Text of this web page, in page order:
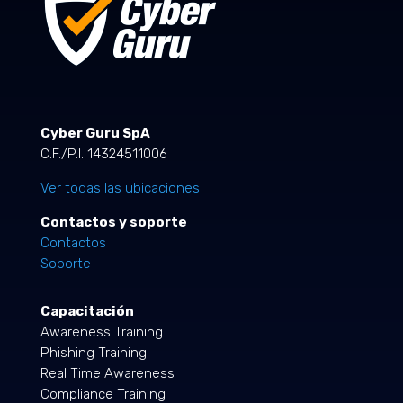
Cyber Guru SpA
C.F./P.I. 14324511006
Ver todas las ubicaciones
Contactos y soporte
Contactos
Soporte
Capacitación
Awareness Training
Phishing Training
Real Time Awareness
Compliance Training